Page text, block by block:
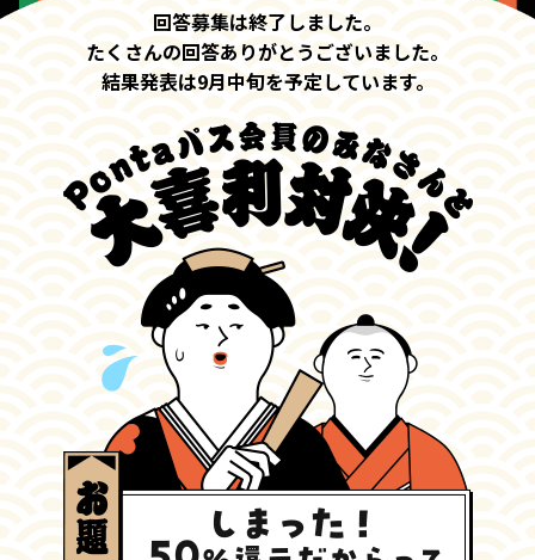
回答募集は終了しました。
たくさんの回答ありがとうございました。
結果発表は9月中旬を予定しています。